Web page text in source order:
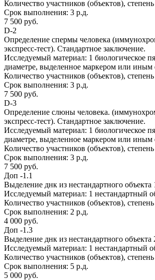
Количество участников (объектов), степень
Срок выполнения: 3 р.д.
7 500 руб.
D-2
Определение спермы человека
экспресс-тест). Стандартное заключение.
Исследуемый материал: 1 биологическое
диаметре, выделенное маркером или иным
Количество участников (объектов), степень
Срок выполнения: 3 р.д.
7 500 руб.
D-3
Определение слюны человека.
экспресс-тест). Стандартное заключение.
Исследуемый материал: 1 биологическое
диаметре, выделенное маркером или иным
Количество участников (объектов), степень
Срок выполнения: 3 р.д.
7 500 руб.
Доп -1.1
Выделение днк из нестандартного объекта
Исследуемый материал: 1 нестандартный
Количество участников (объектов), степень
Срок выполнения: 2 р.д.
4 000 руб.
Доп -1.3
Выделение днк из нестандартного объекта
Исследуемый материал: 1 нестандартный
Количество участников (объектов), степень
Срок выполнения: 5 р.д.
5 000 руб.